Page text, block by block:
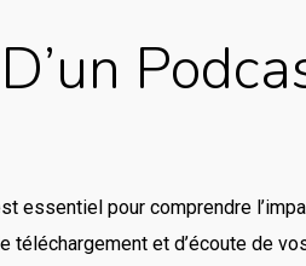
essentiel pour comprendre
et d’écoute de